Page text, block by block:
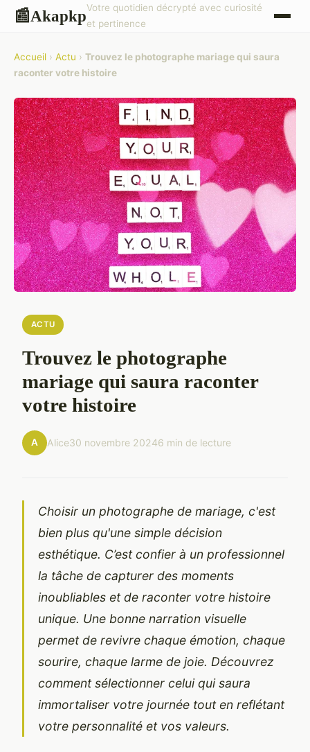
📰AkapkpVotre quotidien décrypté avec curiosité
et pertinence
Accueil › Actu › Trouvez le photographe mariage qui saura
raconter votre histoire
ACTU
Trouvez le photographe
mariage qui saura raconter
votre histoire
A Alice30 novembre 20246 min de lecture
Choisir un photographe de mariage, c'est
bien plus qu'une simple décision
esthétique. C’est confier à un professionnel
la tâche de capturer des moments
inoubliables et de raconter votre histoire
unique. Une bonne narration visuelle
permet de revivre chaque émotion, chaque
sourire, chaque larme de joie. Découvrez
comment sélectionner celui qui saura
immortaliser votre journée tout en reflétant
votre personnalité et vos valeurs.